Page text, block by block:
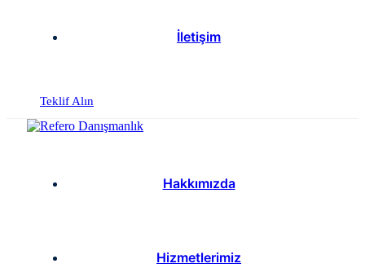
İletişim
Teklif Alın
Hakkımızda
Hizmetlerimiz